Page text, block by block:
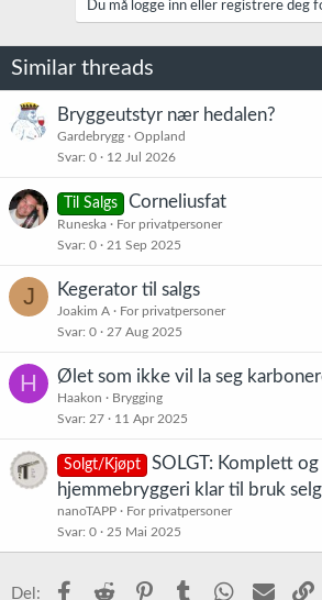
Du må logge inn eller registrere deg
Similar threads
Bryggeutstyr nær hedalen?
Gardebrygg
Oppland
Svar 0 12 Jul 2026
Til Salgs Corneliusfat
Runeska
For privatpersoner
Svar 0 21 Sep 2025
J Kegerator til salgs
Joakim A
For privatpersoner
Svar 0 27 Aug 2025
H Ølet som ikke vil la seg
Haakon
Brygging
Svar 27 11 Apr 2025
Solgt/Kjøpt
SOLGT: Komplett
hjemmebryggeri klar til bruk
nanoTAPP
For privatpersoner
Svar 0 25 Mai 2025
Del: Facebook
Reddit PinterestTumblr WhatsApp
E-post